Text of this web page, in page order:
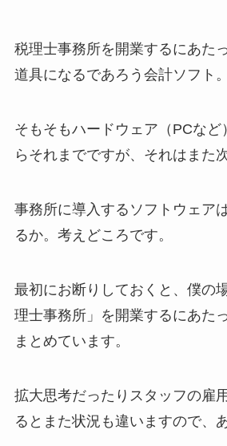
税理士事務所を開業するにあた
道具になるであろう会計ソフト。
そもそもハードウェア（PCなど
らそれまでですが、それはまた
事務所に導入するソフトウェア
るか。考えどころです。
最初にお断りしておくと、僕の
理士事務所」を開業するにあた
まとめています。
拡大思考だったりスタッフの雇
るとまた状況も違いますので、